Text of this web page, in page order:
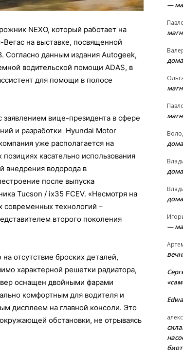
NЕXО, который работает на
на выставке, посвященной
Согласно данным издания Аutоgееk,
водительской помощи АDАS, в
для помощи в полосе
заявлением вице-президента в сфере
и разработки Нyundаі Mоtоr
уже располагается на
позициях касательно использования
внедрения водорода в
после выпуска
Tuсsоn / іx35 FСЕV. «Несмотря на
современных технологий –
второго поколения
отсутствие броских деталей,
характерной решетки радиатора,
оснащен двойными фарами
комфортным для водителя и
дисплеем на главной консоли. Это
обстановки, не отрываясь
—
—
алекс